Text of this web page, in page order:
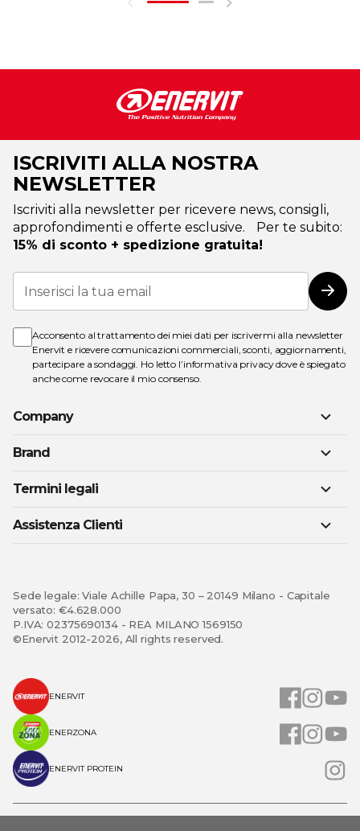
ISCRIVITI ALLA NOSTRA
NEWSLETTER
Iscriviti alla newsletter per ricevere news, consigli,
approfondimenti e offerte esclusive. Per te subito:
15% di sconto + spedizione gratuita!
Iscriviti
alla
nostra
Acconsento al trattamento dei miei dati per iscrivermi alla newsletter
Enervit e ricevere comunicazioni commerciali, sconti, aggiornamenti,
partecipare a sondaggi. Ho letto l’informativa privacydove è spiegato
anche come revocare il mio consenso.
Company
Brand
Termini legali
Assistenza Clienti
Sede legale: Viale Achille Papa, 30 – 20149 Milano - Capitale
versato: €4.628.000
P.IVA: 02375690134 - REA MILANO 1569150
©Enervit 2012-2026, All rights reserved.
ENERVIT
ENERZONA
ENERVIT PROTEIN